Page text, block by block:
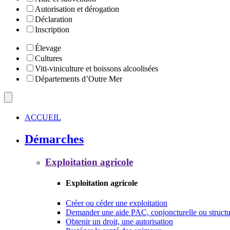
Autorisation et dérogation
Déclaration
Inscription
Élevage
Cultures
Viti-viniculture et boissons alcoolisées
Départements d’Outre Mer
ACCUEIL
Démarches
Exploitation agricole
Exploitation agricole
Créer ou céder une exploitation
Demander une aide PAC, conjoncturelle ou
Obtenir un droit, une autorisation